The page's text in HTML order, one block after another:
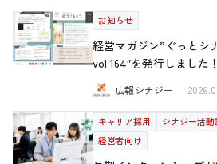
お知らせ
経営マガジン”ぐっとシ
vol.164″を発行しました！
広報シナジー
キャリア採用 シナジー活動
経営者向け